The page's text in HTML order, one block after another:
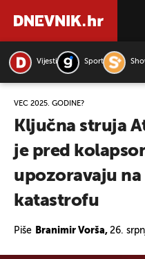
Vijesti Sport
VEĆ 2025. GODINE?
Ključna struja
je pred
upozoravaju
katastrofu
Piše Branimir Vorša, 26.
PRETRAŽITE VIJESTI